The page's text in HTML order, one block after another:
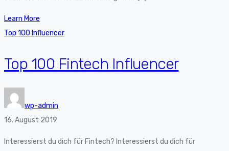
Learn More
Top 100 Influencer
Top 100 Fintech Influencer
wp-admin
16. August 2019
Interessierst du dich für Fintech? Interessierst du dich für